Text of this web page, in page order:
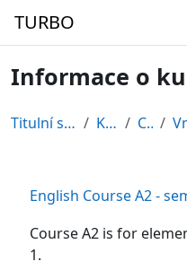
TURBO
Informace o
Titulní stránka Kurzy CDV
English Course A2 -
Course A2 is for
1.